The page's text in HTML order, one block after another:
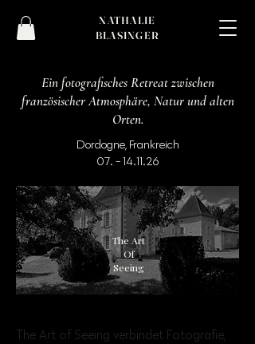
NATHALIE
BLASINGER
Ein fotografisches Retreat zwischen
französischer Atmosphäre, Natur und alten
Orten.
Dordogne, Frankreich
07. - 14.11.26
The Art
Of
Seeing
The Art of Seeing verbindet Fotografie,